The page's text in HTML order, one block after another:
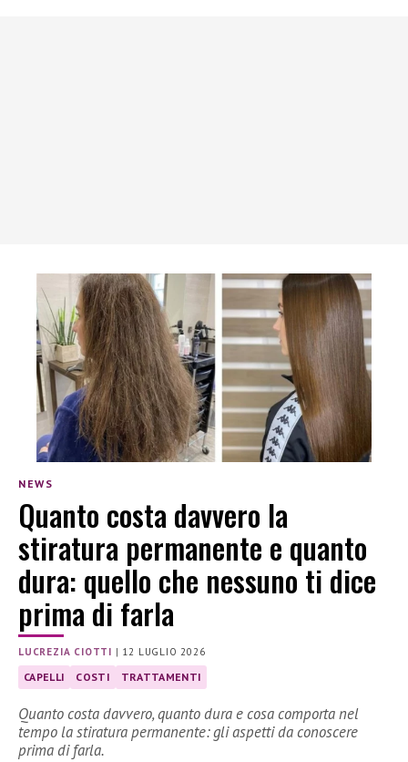
NEWS
Quanto costa davvero la
stiratura permanente e quanto
dura: quello che nessuno ti dice
prima di farla
LUCREZIA CIOTTI | 12 LUGLIO 2026
CAPELLI COSTI TRATTAMENTI
Quanto costa davvero, quanto dura e cosa comporta nel
tempo la stiratura permanente: gli aspetti da conoscere
prima di farla.